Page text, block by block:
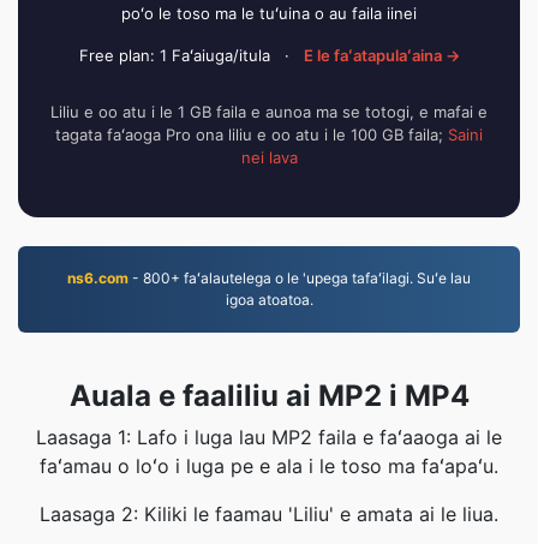
poʻo le toso ma le tuʻuina o au faila iinei
Free plan: 1 Faʻaiuga/itula · E le faʻatapulaʻaina →
Liliu e oo atu i le 1 GB faila e aunoa ma se totogi, e mafai e
tagata faʻaoga Pro ona liliu e oo atu i le 100 GB faila; Saini
nei lava
ns6.com - 800+ faʻalautelega o le 'upega tafaʻilagi. Suʻe lau
igoa atoatoa.
Auala e faaliliu ai MP2 i MP4
Laasaga 1: Lafo i luga lau MP2 faila e faʻaaoga ai le
faʻamau o loʻo i luga pe e ala i le toso ma faʻapaʻu.
Laasaga 2: Kiliki le faamau 'Liliu' e amata ai le liua.